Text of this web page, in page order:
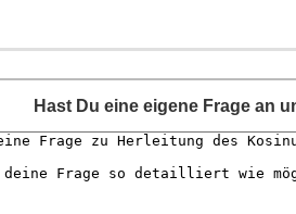
Hast Du eine eigene Frage an